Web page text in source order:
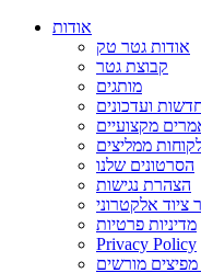
אודות
אודות גטר טק
קבוצת גטר
מותגים
ועדכונים
מקצועיים
ממליצים
הסרטונים שלנו
הצהרת נגישות
ציוד אלקטרוני
מדיניות פרטיות
Privacy Policy